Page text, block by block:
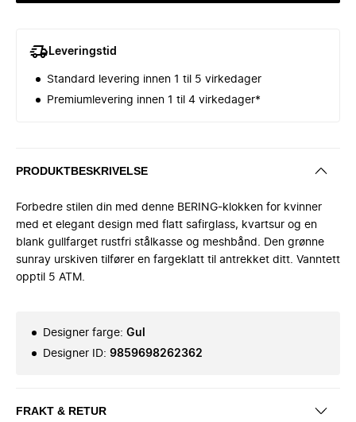
Leveringstid
Standard levering innen 1 til 5 virkedager
Premiumlevering innen 1 til 4 virkedager*
PRODUKTBESKRIVELSE
Forbedre stilen din med denne BERING-klokken for kvinner
med et elegant design med flatt safirglass, kvartsur og en
blank gullfarget rustfri stålkasse og meshbånd. Den grønne
sunray urskiven tilfører en fargeklatt til antrekket ditt. Vanntett
opptil 5 ATM.
Designer farge: Gul
Designer ID: 9859698262362
FRAKT & RETUR